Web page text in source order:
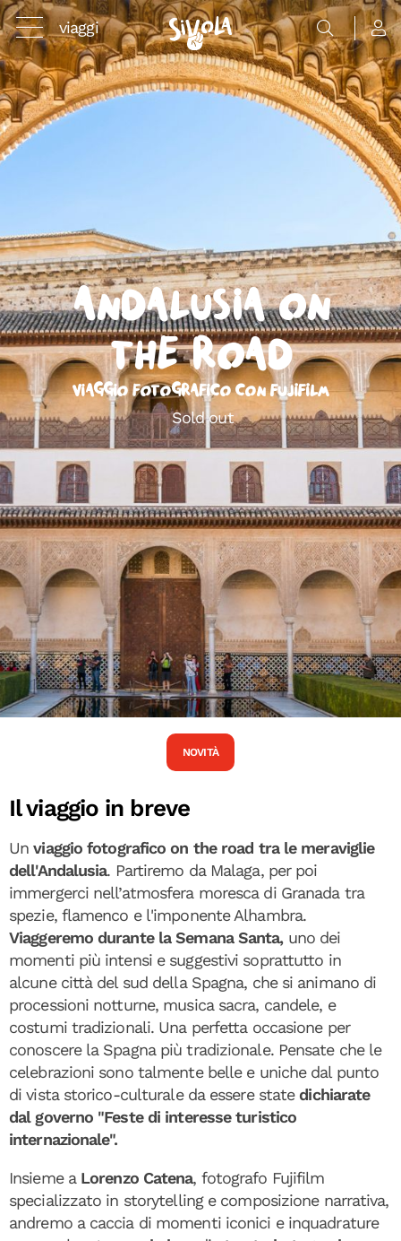
viaggi
Andalusia on
the road
Viaggio fotografico con FUJIFILM
Sold out
NOVITÀ
Il viaggio in breve
Un viaggio fotografico on the road tra le meraviglie
dell'Andalusia. Partiremo da Malaga, per poi
immergerci nell’atmosfera moresca di Granada tra
spezie, flamenco e l'imponente Alhambra.
Viaggeremo durante la Semana Santa,uno dei
momenti più intensi e suggestivi soprattutto in
alcune città del sud della Spagna, che si animano di
processioni notturne, musica sacra, candele, e
costumi tradizionali. Una perfetta occasione per
conoscere la Spagna più tradizionale. Pensate che le
celebrazioni sono talmente belle e uniche dal punto
di vista storico-culturale da essere statedichiarate
dal governo "Feste di interesse turistico
internazionale".
Insieme a Lorenzo Catena, fotografo Fujifilm
specializzato in storytelling e composizione narrativa,
andremo a caccia di momenti iconici e inquadrature